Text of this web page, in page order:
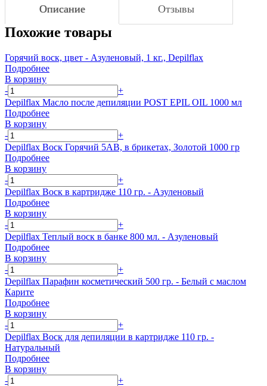
Описание Отзывы
Похожие товары
Горячий воск, цвет - Азуленовый, 1 кг., Depilflax
Подробнее
В корзину
-
+
Depilflax Масло после депиляции POST EPIL OIL 1000 мл
Подробнее
В корзину
-
+
Depilflax Воск Горячий 5AB, в брикетах, Золотой 1000 гр
Подробнее
В корзину
-
+
Depilflax Воск в картридже 110 гр. - Азуленовый
Подробнее
В корзину
-
+
Depilflax Теплый воск в банке 800 мл. - Азуленовый
Подробнее
В корзину
-
+
Depilflax Парафин косметический 500 гр. - Белый с маслом
Карите
Подробнее
В корзину
-
+
Depilflax Воск для депиляции в картридже 110 гр. -
Натуральный
Подробнее
В корзину
-
+